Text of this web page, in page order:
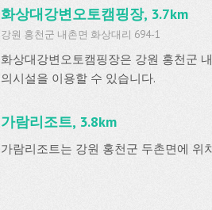
화상대강변오토캠핑장, 3.7km
강원 홍천군 내촌면 화상대리 694-1
화상대강변오토캠핑장은 강원 홍천군
의시설을 이용할 수 있습니다.
가람리조트, 3.8km
가람리조트는 강원 홍천군 두촌면에 위